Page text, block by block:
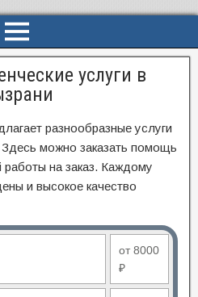
услуги в
разнообразные услуги
можно заказать помощь
работы на заказ. Каждому
и высокое качество
от 8000
₽